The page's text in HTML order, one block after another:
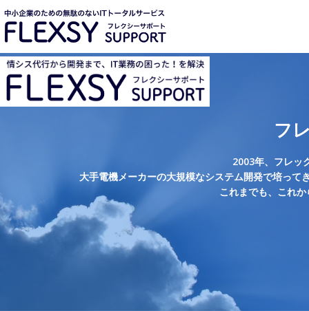
フ
2003年、フレッ
大手電機メーカーの大規模なシステム開発で培っ
これまでも、これ